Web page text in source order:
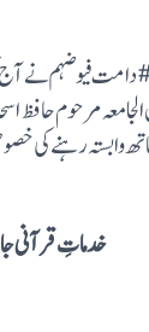
فیوضہم نے
مرحوم حافظ
وابستہ رہنے کی
خدماتِ قرآنی